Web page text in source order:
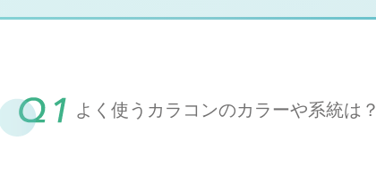
よく使うカラコンのカラーや系統は？